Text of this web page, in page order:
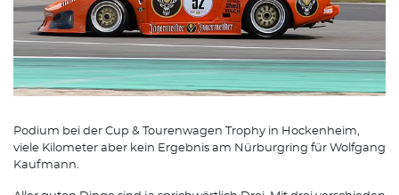
Podium bei der Cup & Tourenwagen Trophy in Hockenheim,
viele Kilometer aber kein Ergebnis am Nürburgring für Wolfgang
Kaufmann.